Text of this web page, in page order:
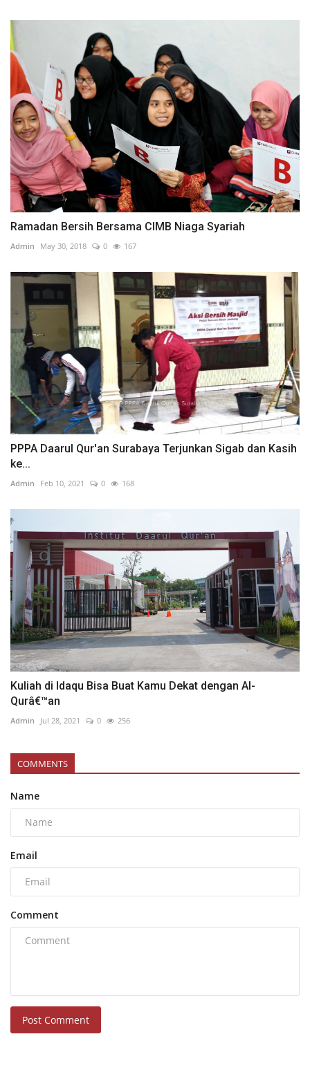
Ramadan Bersih Bersama CIMB Niaga Syariah
Admin May 30, 2018 0 167
PPPA Daarul Qur'an Surabaya Terjunkan Sigab dan Kasih
ke...
Admin Feb 10, 2021 0 168
Kuliah di Idaqu Bisa Buat Kamu Dekat dengan Al-
Qurâ€™an
Admin Jul 28, 2021 0 256
COMMENTS
Name
Email
Comment
Post Comment